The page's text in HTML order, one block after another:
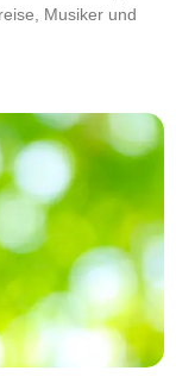
Musiker und